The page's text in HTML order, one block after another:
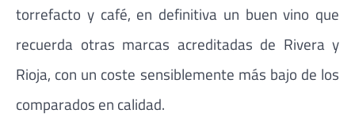
torrefacto y café, en definitiva un buen vino que
recuerda otras marcas acreditadas de Rivera y
Rioja, con un coste sensiblemente más bajo de los
comparados en calidad.